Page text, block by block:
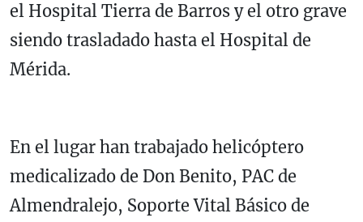
el Hospital Tierra de Barros y el otro grave
siendo trasladado hasta el Hospital de
Mérida.
En el lugar han trabajado helicóptero
medicalizado de Don Benito, PAC de
Almendralejo, Soporte Vital Básico de